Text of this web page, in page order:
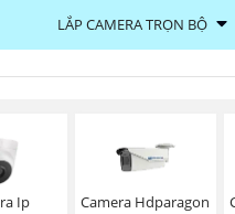
LẮP CAMERA TRỌN BỘ
Ip
Camera Hdparagon